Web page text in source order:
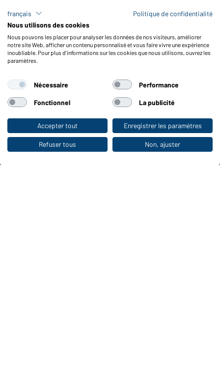
Vers la boutique pour particuliers
FAQ / Manuel d' utilisation
Vérifier le stock
Reporting system according to whistleblower protection act
Fonctions et entretien
Conseils d'entretien
Tailles
Couleurs
WORKWEAR COLLECTION
Le choix idéal pour les professionnels :
français
Politique de confidentialité
Nous utilisons des cookies
Nous pouvons les placer pour analyser les données de nos visiteurs, améliorer
notre site Web, afficher un contenu personnalisé et vous faire vivre une expérience
inoubliable. Pour plus d'informations sur les cookies que nous utilisons, ouvrez les
paramètres.
Nécessaire Performance
Fonctionnel La publicité
Accepter tout Enregistrer les paramètres
Refuser tous Non, ajuster